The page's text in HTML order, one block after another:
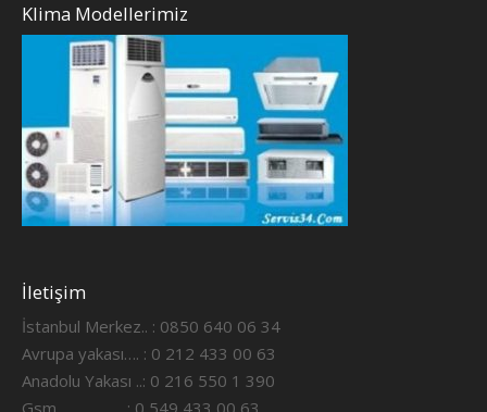
Klima Modellerimiz
İletişim
İstanbul Merkez.. : 0850 640 06 34
Avrupa yakası…. : 0 212 433 00 63
Anadolu Yakası ..: 0 216 550 1 390